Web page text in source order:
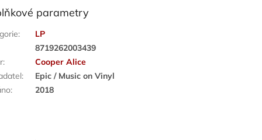
parametry
:
LP
8719262003439
:
Cooper Alice
:
Epic / Music on Vinyl
: 2018